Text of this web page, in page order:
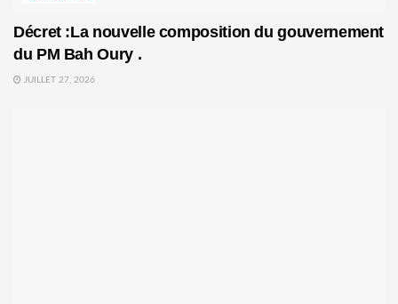
Décret :La nouvelle composition du gouvernement
du PM Bah Oury .
JUILLET 27, 2026